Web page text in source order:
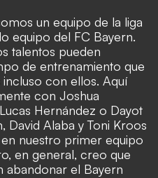
un equipo de la liga
equipo del FC Bayern.
talentos pueden
de entrenamiento que
con ellos. Aquí
con Joshua
Hernández o Dayot
David Alaba y Toni Kroos
nuestro primer equipo
en general, creo que
abandonar el Bayern